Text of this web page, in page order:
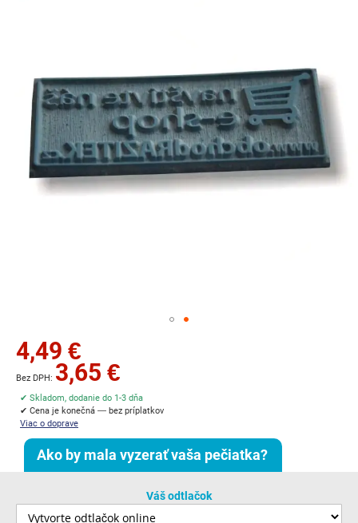
obrázkov
4,49 €
3,65 €
✔ Skladom, dodanie do 1-3 dňa
✔ Cena je konečná — bez príplatkov
Viac o doprave
Ako by mala vyzerať vaša pečiatka?
Váš odtlačok